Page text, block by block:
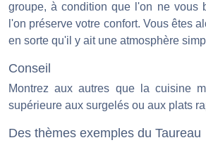
groupe, à condition que l'on ne vous
l'on préserve votre confort. Vous êtes
en sorte qu'il y ait une atmosphère
Conseil
Montrez aux autres que la cuisine
supérieure aux surgelés ou aux plats
Des thèmes exemples du Taureau